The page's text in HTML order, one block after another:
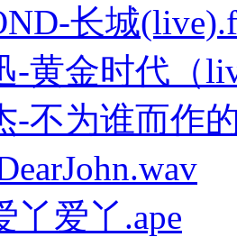
长城
-黄金时代（
-不为谁而作
丫爱丫.ape